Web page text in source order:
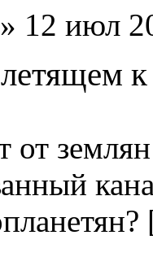
» 12 июл